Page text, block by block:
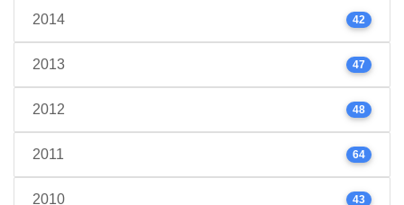
2014 42
2013 47
2012 48
2011 64
2010 43